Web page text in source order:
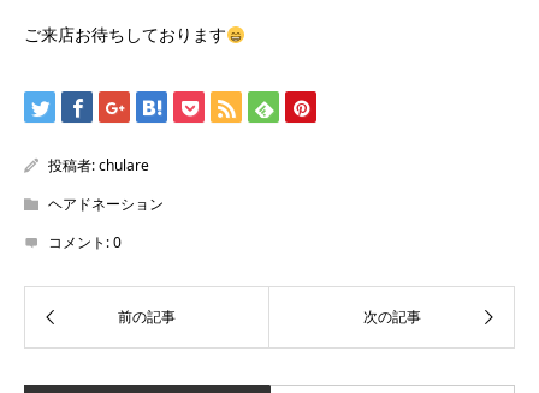
ご来店お待ちしております
投稿者:chulare
ヘアドネーション
コメント:0